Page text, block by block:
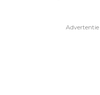
Advertentie